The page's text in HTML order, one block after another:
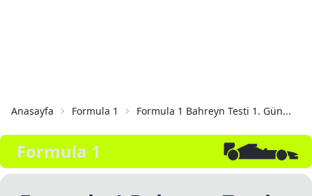
Anasayfa Formula 1 Formula 1 Bahreyn Testi 1. Gün...
Formula 1